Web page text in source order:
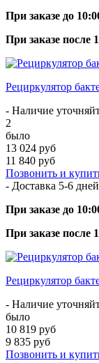
При заказе до
При заказе после
Рециркулятор
- Наличие
2
было
13 024 руб
11 840 руб
Позвонить и
- Доставка 5-6 дней
При заказе до
При заказе после
Рециркулятор
- Наличие
было
10 819 руб
9 835 руб
Позвонить и